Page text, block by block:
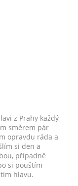
z Prahy každý
směrem pár
opravdu ráda a
si den a
případně
si pouštím
hlavu.